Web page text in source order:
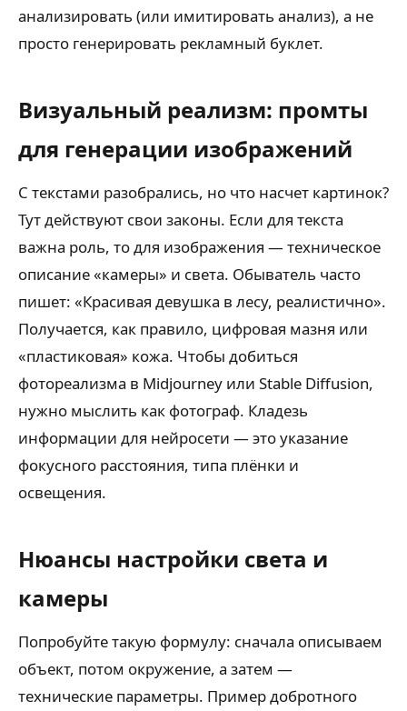
анализировать (или имитировать анализ), а не
просто генерировать рекламный буклет.
Визуальный реализм: промты
для генерации изображений
С текстами разобрались, но что насчет картинок?
Тут действуют свои законы. Если для текста
важна роль, то для изображения — техническое
описание «камеры» и света. Обыватель часто
пишет: «Красивая девушка в лесу, реалистично».
Получается, как правило, цифровая мазня или
«пластиковая» кожа. Чтобы добиться
фотореализма в Midjourney или Stable Diffusion,
нужно мыслить как фотограф. Кладезь
информации для нейросети — это указание
фокусного расстояния, типа плёнки и
освещения.
Нюансы настройки света и
камеры
Попробуйте такую формулу: сначала описываем
объект, потом окружение, а затем —
технические параметры. Пример добротного